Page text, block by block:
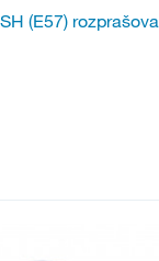
(E57)